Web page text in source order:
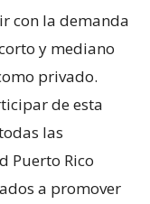
con la demanda
y mediano
privado.
de esta
las
Puerto Rico
a promover